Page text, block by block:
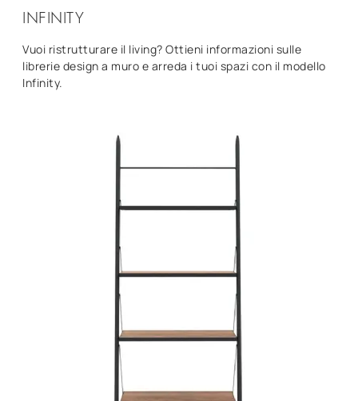
INFINITY
Vuoi ristrutturare il living? Ottieni informazioni sulle
librerie design a muro e arreda i tuoi spazi con il modello
Infinity.